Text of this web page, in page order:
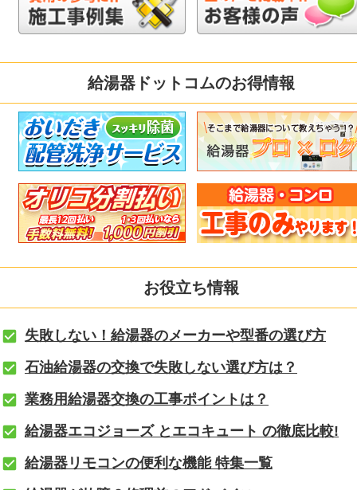
給湯器ドットコムのお得情報
お役立ち情報
失敗しない！給湯器のメーカーや型番の選び方
石油給湯器の交換で失敗しない選び方は？
業務用給湯器交換の工事ポイントは？
給湯器エコジョーズ とエコキュート の徹底比較!
給湯器リモコンの便利な機能 特集一覧